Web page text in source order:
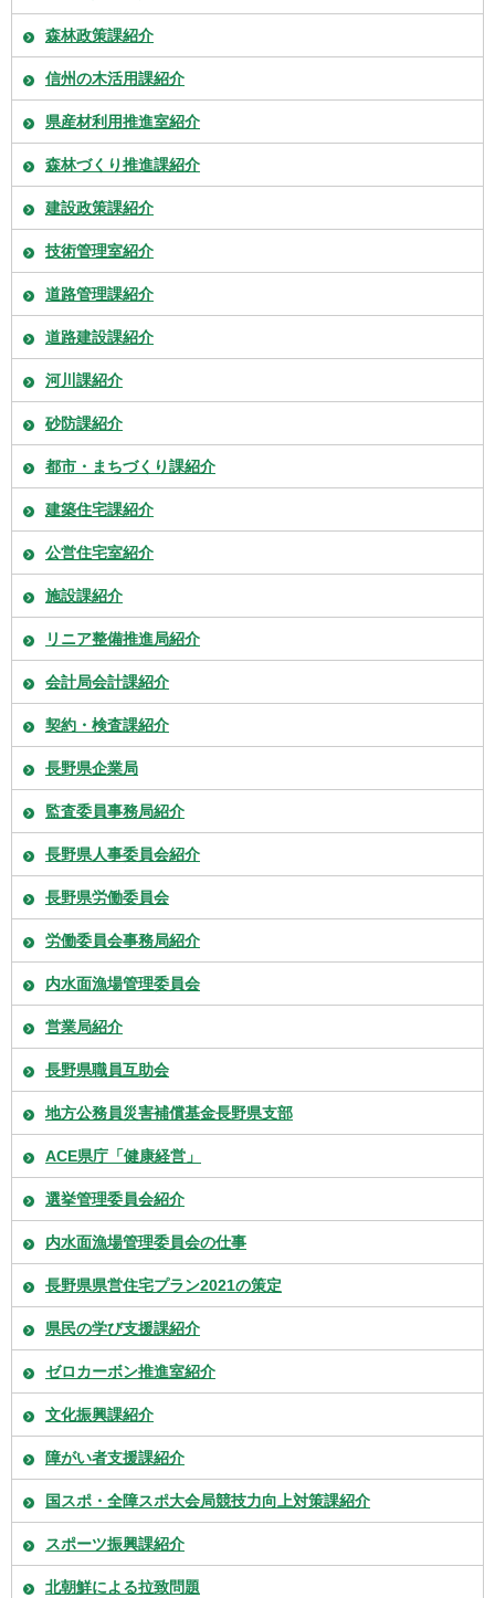
森林政策課紹介
信州の木活用課紹介
県産材利用推進室紹介
森林づくり推進課紹介
建設政策課紹介
技術管理室紹介
道路管理課紹介
道路建設課紹介
河川課紹介
砂防課紹介
都市・まちづくり課紹介
建築住宅課紹介
公営住宅室紹介
施設課紹介
リニア整備推進局紹介
会計局会計課紹介
契約・検査課紹介
長野県企業局
監査委員事務局紹介
長野県人事委員会紹介
長野県労働委員会
労働委員会事務局紹介
内水面漁場管理委員会
営業局紹介
長野県職員互助会
地方公務員災害補償基金長野県支部
ACE県庁「健康経営」
選挙管理委員会紹介
内水面漁場管理委員会の仕事
長野県県営住宅プラン2021の策定
県民の学び支援課紹介
ゼロカーボン推進室紹介
文化振興課紹介
障がい者支援課紹介
国スポ・全障スポ大会局競技力向上対策課紹介
スポーツ振興課紹介
北朝鮮による拉致問題